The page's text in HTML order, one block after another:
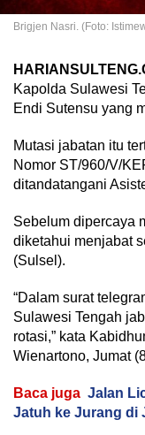
Brigjen Nasri. (Foto:
Kapolda Sulawesi
Endi Sutensu yang
Mutasi jabatan itu
Nomor ST/960/V/
ditandatangani
Sebelum dipercaya
diketahui menjabat
(Sulsel).
“Dalam surat
Sulawesi Tengah
rotasi,” kata
Wienartono, Jumat
Baca juga Jalan
Jatuh ke Jurang di